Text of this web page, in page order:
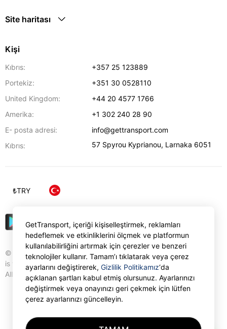
Site haritası
Kişi
Kıbrıs:
+357 25 123889
Portekiz:
+351 30 0528110
United Kingdom:
+44 20 4577 1766
Amerika:
+1 302 240 28 90
E- posta adresi:
info@gettransport.com
Kıbrıs:
57 Spyrou Kyprianou, Larnaka 6051
© Gettransport International Limited. GetTransport®
is trademark of Gettransport International Limited.
All rights reserved.
₺TRY
GetTransport, içeriği kişiselleştirmek, reklamları
hedeflemek ve etkinliklerini ölçmek ve platformun
kullanılabilirliğini artırmak için çerezler ve benzeri
teknolojiler kullanır. Tamam’ı tıklatarak veya çerez
ayarlarını değiştirerek, Gizlilik Politikamız‘da
açıklanan şartları kabul etmiş olursunuz. Ayarlarınızı
değiştirmek veya onayınızı geri çekmek için lütfen
çerez ayarlarınızı güncelleyin.